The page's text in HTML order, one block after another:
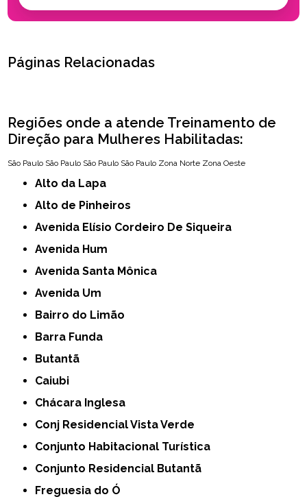
Páginas Relacionadas
Regiões onde a atende Treinamento de
Direção para Mulheres Habilitadas:
São Paulo São Paulo São Paulo São Paulo Zona Norte Zona Oeste
Alto da Lapa
Alto de Pinheiros
Avenida Elísio Cordeiro De Siqueira
Avenida Hum
Avenida Santa Mônica
Avenida Um
Bairro do Limão
Barra Funda
Butantã
Caiubi
Chácara Inglesa
Conj Residencial Vista Verde
Conjunto Habitacional Turística
Conjunto Residencial Butantã
Freguesia do Ó